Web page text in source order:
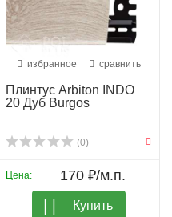
избранное сравнить
Плинтус Arbiton INDO
20 Дуб Burgos
(0)
Цена: 170 ₽/м.п.
Купить